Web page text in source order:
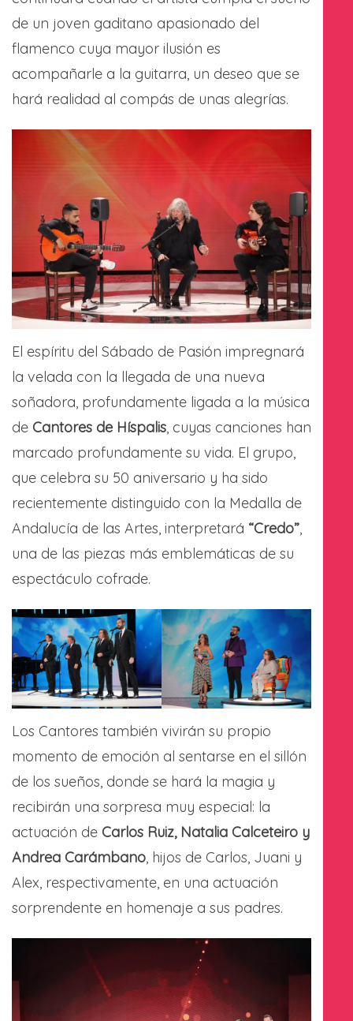
de un joven gaditano apasionado del
flamenco cuya mayor ilusión es
acompañarle a la guitarra, un deseo que se
hará realidad al compás de unas alegrías.
El espíritu del Sábado de Pasión impregnará
la velada con la llegada de una nueva
soñadora, profundamente ligada a la música
de Cantores de Híspalis, cuyas canciones han
marcado profundamente su vida. El grupo,
que celebra su 50 aniversario y ha sido
recientemente distinguido con la Medalla de
Andalucía de las Artes, interpretará “Credo”,
una de las piezas más emblemáticas de su
espectáculo cofrade.
Los Cantores también vivirán su propio
momento de emoción al sentarse en el sillón
de los sueños, donde se hará la magia y
recibirán una sorpresa muy especial: la
actuación de Carlos Ruiz, Natalia Calceteiro y
Andrea Carámbano, hijos de Carlos, Juani y
Alex, respectivamente, en una actuación
sorprendente en homenaje a sus padres.